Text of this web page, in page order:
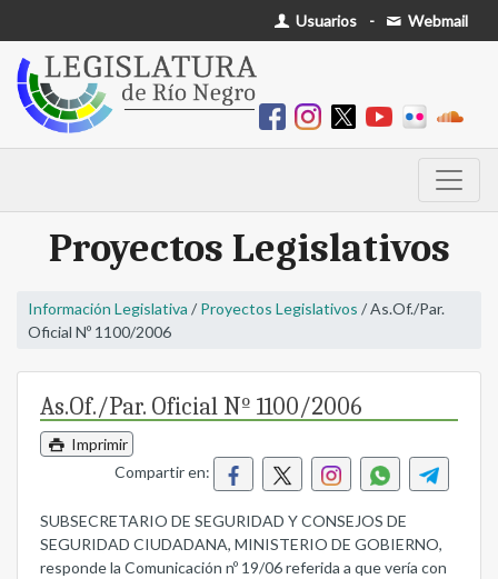
Usuarios - Webmail
Proyectos Legislativos
Información Legislativa / Proyectos Legislativos / As.Of./Par.
Oficial Nº 1100/2006
As.Of./Par. Oficial Nº 1100/2006
Imprimir
Compartir en:
SUBSECRETARIO DE SEGURIDAD Y CONSEJOS DE
SEGURIDAD CIUDADANA, MINISTERIO DE GOBIERNO,
responde la Comunicación nº 19/06 referida a que vería con